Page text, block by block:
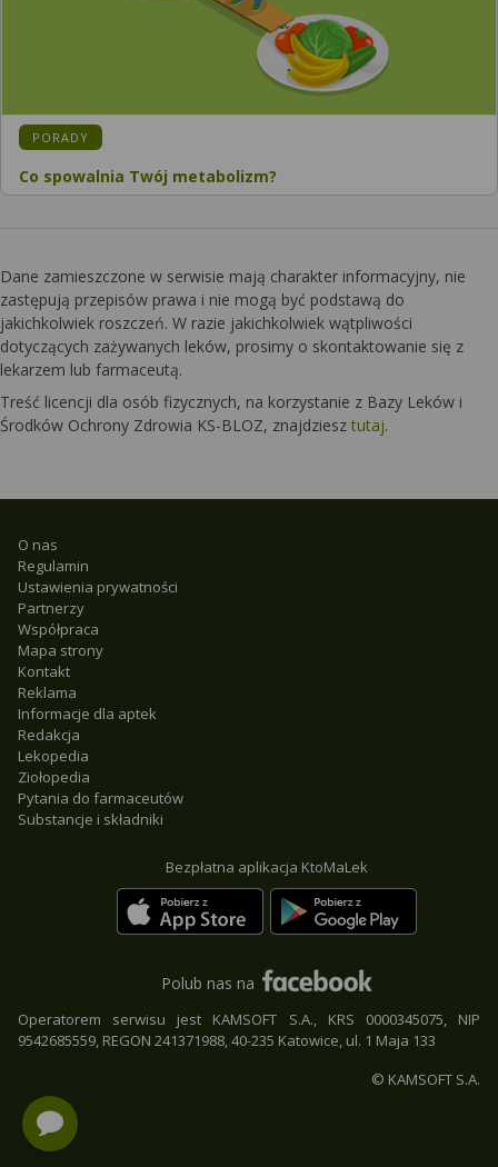
KATEGORIA:
PORADY
Co spowalnia Twój metabolizm?
Dane zamieszczone w serwisie mają charakter informacyjny, nie
zastępują przepisów prawa i nie mogą być podstawą do
jakichkolwiek roszczeń. W razie jakichkolwiek wątpliwości
dotyczących zażywanych leków, prosimy o skontaktowanie się z
lekarzem lub farmaceutą.
Treść licencji dla osób fizycznych, na korzystanie z Bazy Leków i
Środków Ochrony Zdrowia KS-BLOZ, znajdziesz tutaj.
O nas
Regulamin
Ustawienia prywatności
Partnerzy
Współpraca
Mapa strony
Kontakt
Reklama
Informacje dla aptek
Redakcja
Lekopedia
Ziołopedia
Pytania do farmaceutów
Substancje i składniki
Bezpłatna aplikacja KtoMaLek
Polub nas na
Operatorem serwisu jest KAMSOFT S.A., KRS 0000345075, NIP
9542685559, REGON 241371988, 40-235 Katowice, ul. 1 Maja 133
© KAMSOFT S.A.